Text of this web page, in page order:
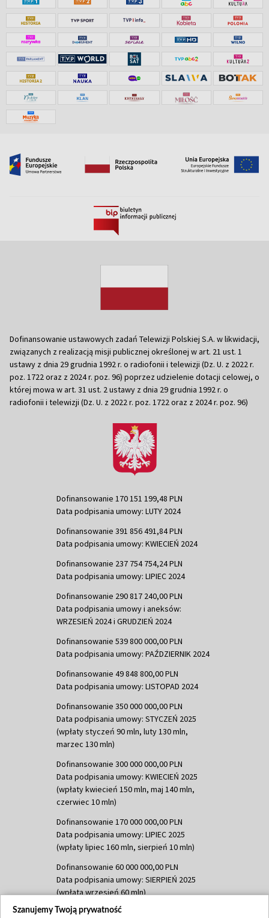
Dofinansowanie ustawowych zadań Telewizji Polskiej S.A. w likwidacji,
związanych z realizacją misji publicznej określonej w art. 21 ust. 1
ustawy z dnia 29 grudnia 1992 r. o radiofonii i telewizji (Dz. U. z 2022 r.
poz. 1722 oraz z 2024 r. poz. 96) poprzez udzielenie dotacji celowej, o
której mowa w art. 31 ust. 2 ustawy z dnia 29 grudnia 1992 r. o
radiofonii i telewizji (Dz. U. z 2022 r. poz. 1722 oraz z 2024 r. poz. 96)
Dofinansowanie 170 151 199,48 PLN
Data podpisania umowy: LUTY 2024
Dofinansowanie 391 856 491,84 PLN
Data podpisania umowy: KWIECIEŃ 2024
Dofinansowanie 237 754 754,24 PLN
Data podpisania umowy: LIPIEC 2024
Dofinansowanie 290 817 240,00 PLN
Data podpisania umowy i aneksów:
WRZESIEŃ 2024 i GRUDZIEŃ 2024
Dofinansowanie 539 800 000,00 PLN
Data podpisania umowy: PAŹDZIERNIK 2024
Dofinansowanie 49 848 800,00 PLN
Data podpisania umowy: LISTOPAD 2024
Dofinansowanie 350 000 000,00 PLN
Data podpisania umowy: STYCZEŃ 2025
(wpłaty styczeń 90 mln, luty 130 mln,
marzec 130 mln)
Dofinansowanie 300 000 000,00 PLN
Data podpisania umowy: KWIECIEŃ 2025
(wpłaty kwiecień 150 mln, maj 140 mln,
czerwiec 10 mln)
Dofinansowanie 170 000 000,00 PLN
Data podpisania umowy: LIPIEC 2025
(wpłaty lipiec 160 mln, sierpień 10 mln)
Dofinansowanie 60 000 000,00 PLN
Data podpisania umowy: SIERPIEŃ 2025
(wpłata wrzesień 60 mln)
Dofinansowanie 635 783 051,21 PLN
Szanujemy Twoją prywatność